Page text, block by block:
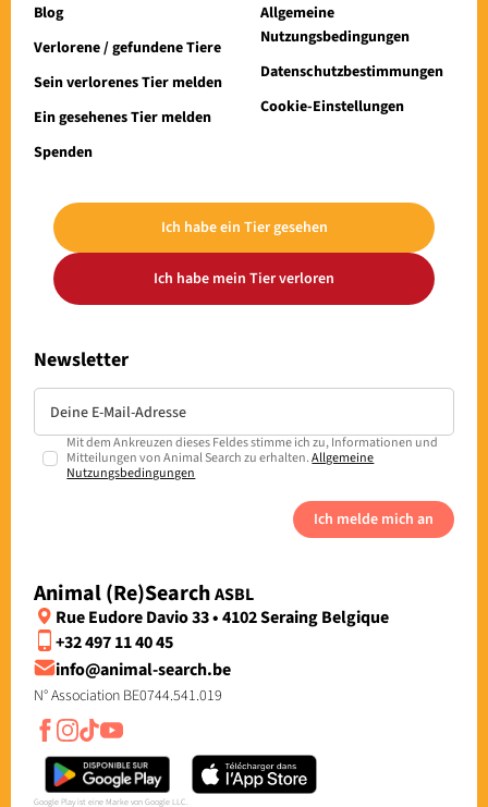
Animal (Re)SearchASBL
Rue Eudore Davio 33 • 4102 Seraing Belgique
+32 497 11 40 45
info@animal-search.be
N° Association BE0744.541.019
Google Play ist eine Marke von Google LLC.
Blog
Verlorene / gefundene Tiere
Sein verlorenes Tier melden
Ein gesehenes Tier melden
Spenden
Allgemeine
Nutzungsbedingungen
Datenschutzbestimmungen
Cookie-Einstellungen
Ich habe ein Tier gesehen
Ich habe mein Tier verloren
Newsletter
Mit dem Ankreuzen dieses Feldes stimme ich zu, Informationen und
Mitteilungen von Animal Search zu erhalten.Allgemeine
Nutzungsbedingungen
Ich melde mich an